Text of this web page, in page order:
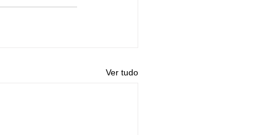
Ver tudo